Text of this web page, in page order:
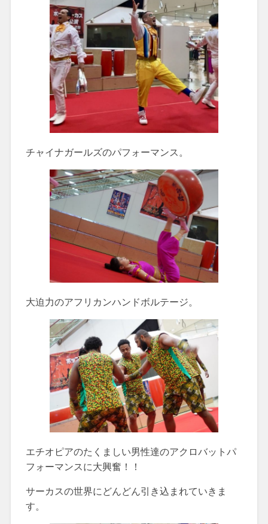
チャイナガールズのパフォーマンス。
大迫力のアフリカンハンドボルテージ。
エチオピアのたくましい男性達のアクロバットパ
フォーマンスに大興奮！！
サーカスの世界にどんどん引き込まれていきま
す。